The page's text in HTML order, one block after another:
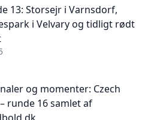
13: Storsejr i Varnsdorf,
i Velvary og tidligt rødt
og momenter: Czech
runde 16 samlet af